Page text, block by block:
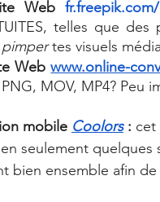
Web fr.freepik.com/
telles que
pimper tes visuels
Web www.online-
MOV, MP4? Peu
mobile Coolors : cet
seulement quelques
bien ensemble afin